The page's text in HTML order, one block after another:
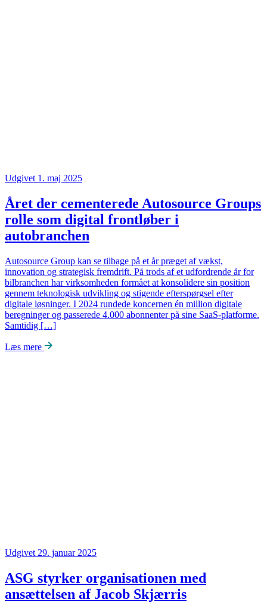
Udgivet 1. maj 2025
Året der cementerede Autosource Groups
rolle som digital frontløber i
autobranchen
Autosource Group kan se tilbage på et år præget af vækst,
innovation og strategisk fremdrift. På trods af et udfordrende år for
bilbranchen har virksomheden formået at konsolidere sin position
gennem teknologisk udvikling og stigende efterspørgsel efter
digitale løsninger. I 2024 rundede koncernen én million digitale
beregninger og passerede 4.000 abonnenter på sine SaaS-platforme.
Samtidig […]
Læs mere
Udgivet 29. januar 2025
ASG styrker organisationen med
ansættelsen af Jacob Skjærris